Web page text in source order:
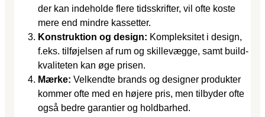
der kan indeholde flere tidsskrifter, vil ofte koste
mere end mindre kassetter.
Konstruktion og design: Kompleksitet i design,
f.eks. tilføjelsen af rum og skillevægge, samt build-
kvaliteten kan øge prisen.
Mærke: Velkendte brands og designer produkter
kommer ofte med en højere pris, men tilbyder ofte
også bedre garantier og holdbarhed.